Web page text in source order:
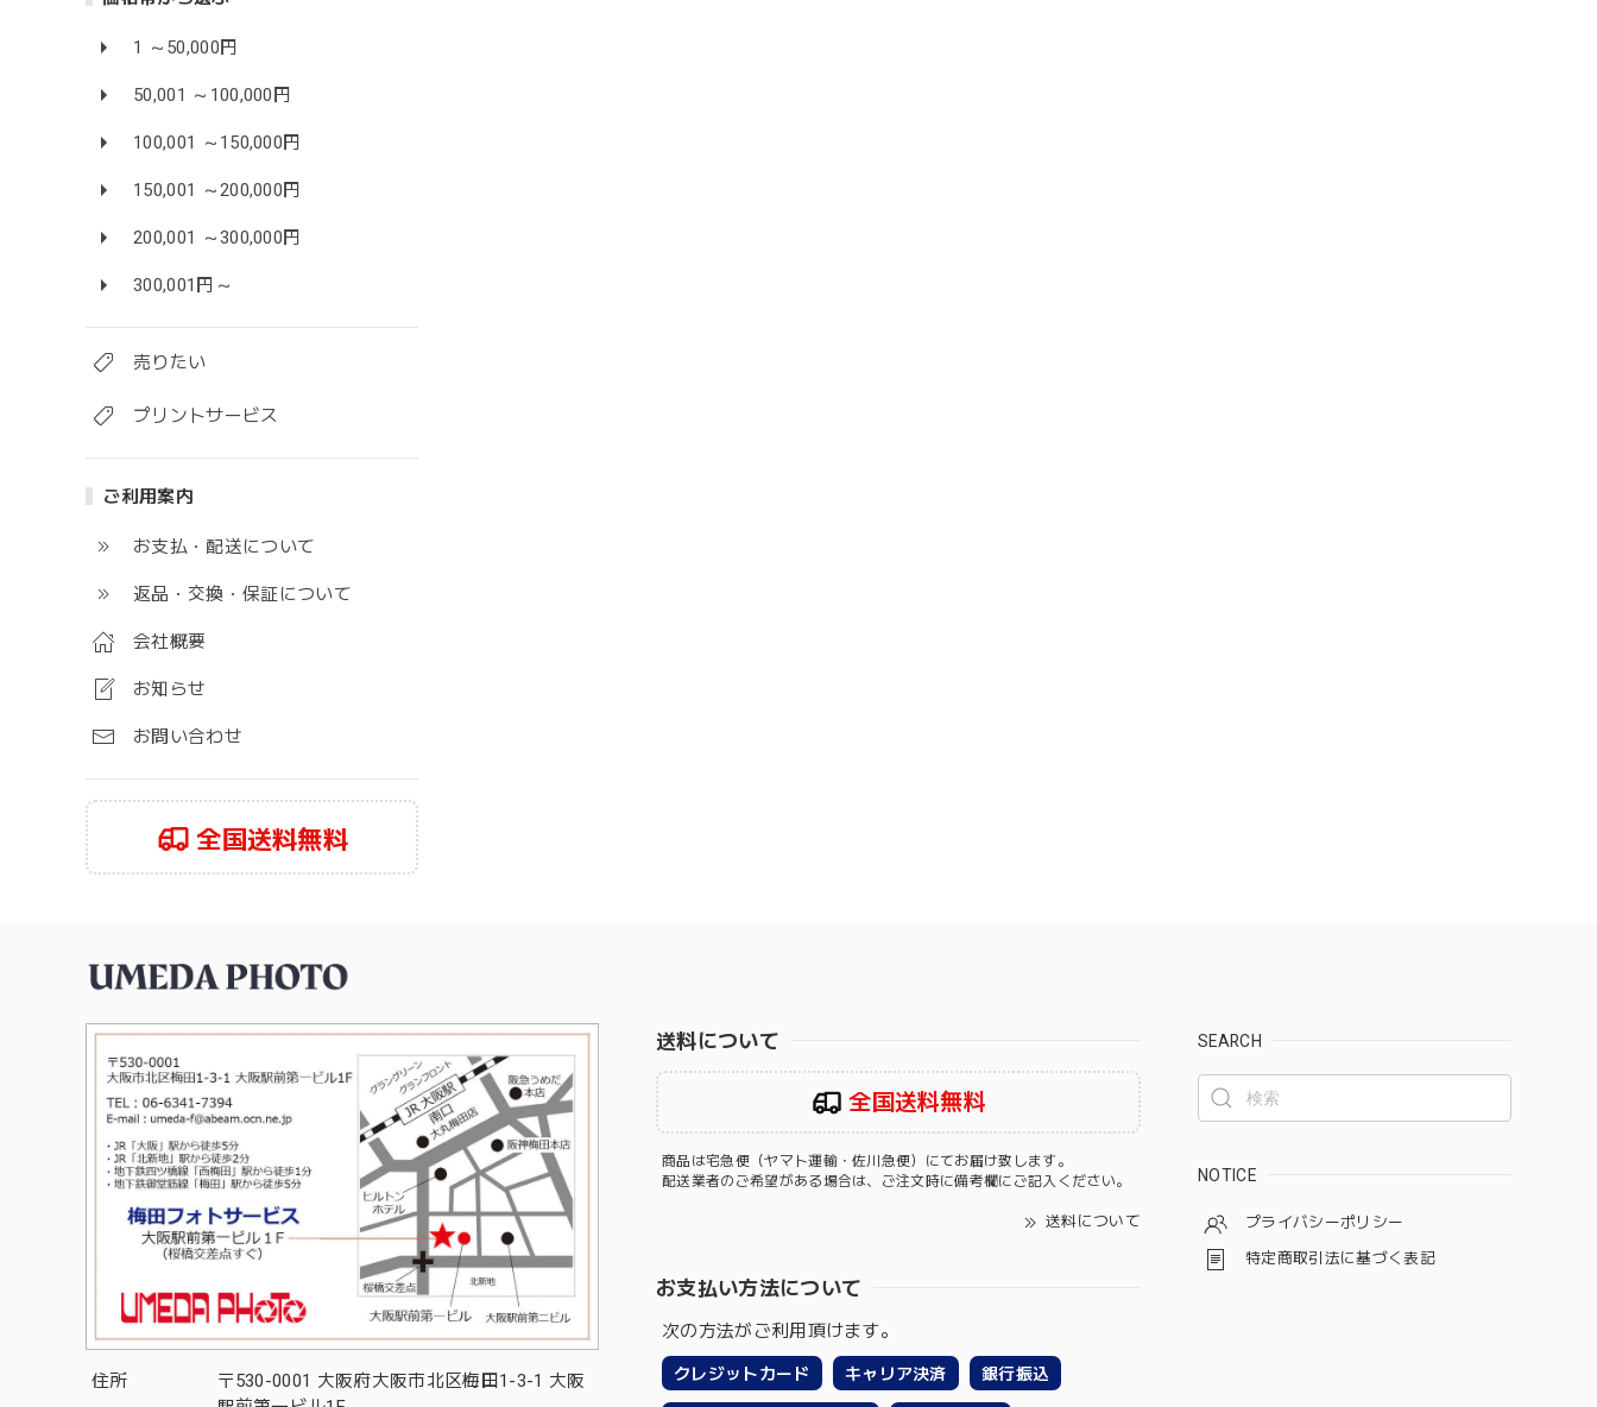
1 ～50,000円
50,001 ～100,000円
100,001 ～150,000円
150,001 ～200,000円
200,001 ～300,000円
300,001円～
売りたい
プリントサービス
ご利用案内
お支払・配送について
返品・交換・保証について
会社概要
お知らせ
お問い合わせ
全国送料無料
住所
〒530-0001 大阪府大阪市北区梅田1-3-1 大阪
送料について
全国送料無料
商品は宅急便（ヤマト運輸・佐川急便）にてお届け致します。
配送業者のご希望がある場合は、ご注文時に備考欄にご記入ください。
送料について
お支払い方法について
次の方法がご利用頂けます。
クレジットカード キャリア決済 銀行振込
SEARCH
NOTICE
プライバシーポリシー
特定商取引法に基づく表記